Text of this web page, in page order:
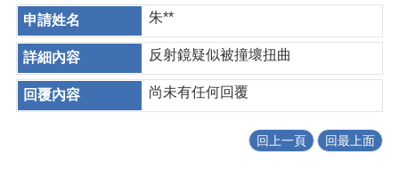
朱**
反射鏡疑似被撞壞扭曲
尚未有任何回覆
回上一頁 回最上面